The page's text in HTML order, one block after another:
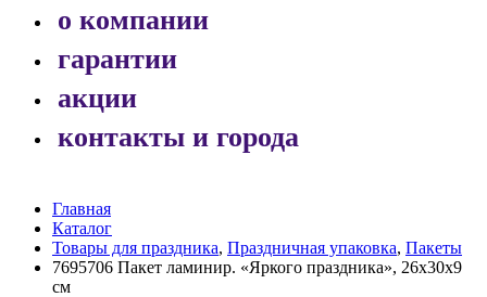
о компании
гарантии
акции
контакты и города
Главная
Каталог
Товары для праздника, Праздничная упаковка, Пакеты
7695706 Пакет ламинир. «Яркого праздника», 26х30х9
см